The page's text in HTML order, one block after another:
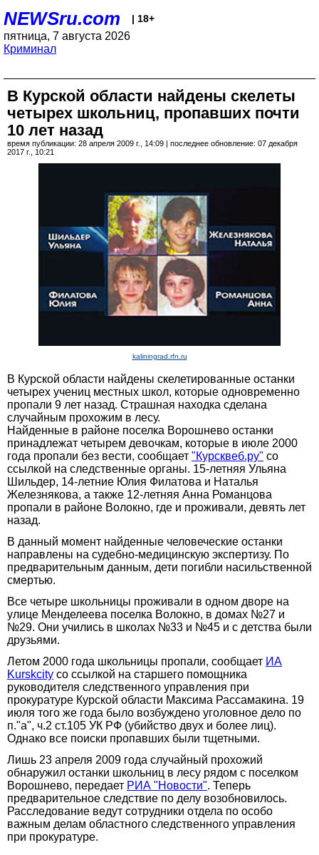
NEWSru.com | 18+
пятница, 7 августа 2026
Криминал
В Курской области найдены скелеты
четырех школьниц, пропавших почти
10 лет назад
время публикации: 28 апреля 2009 г., 14:09 | последнее обновление: 07 декабря
2017 г., 10:21
kaliningrad.rfn.ru
В Курской области найдены скелетированные останки
четырех учениц местных школ, которые одновременно
пропали 9 лет назад. Страшная находка сделана
случайным прохожим в лесу.
Найденные в районе поселка Ворошнево останки
принадлежат четырем девочкам, которые в июле 2000
года пропали без вести, сообщает "Курсквеб.ру" со
ссылкой на следственные органы. 15-летняя Ульяна
Шильдер, 14-летние Юлия Филатова и Наталья
Железнякова, а также 12-летняя Анна Романцова
пропали в районе Волокно, где и проживали, девять лет
назад.
В данный момент найденные человеческие останки
направлены на судебно-медицинскую экспертизу. По
предварительным данным, дети погибли насильственной
смертью.
Все четыре школьницы проживали в одном дворе на
улице Менделеева поселка Волокно, в домах №27 и
№29. Они учились в школах №33 и №45 и с детства были
друзьями.
Летом 2000 года школьницы пропали, сообщает ИА
Kurskcity со ссылкой на старшего помощника
руководителя следственного управления при
прокуратуре Курской области Максима Рассамакина. 19
июля того же года было возбуждено уголовное дело по
п."а", ч.2 ст.105 УК РФ (убийство двух и более лиц).
Однако все поиски пропавших были тщетными.
Лишь 23 апреля 2009 года случайный прохожий
обнаружил останки школьниц в лесу рядом с поселком
Ворошнево, передает РИА "Новости". Теперь
предварительное следствие по делу возобновилось.
Расследование ведут сотрудники отдела по особо
важным делам областного следственного управления
при прокуратуре.